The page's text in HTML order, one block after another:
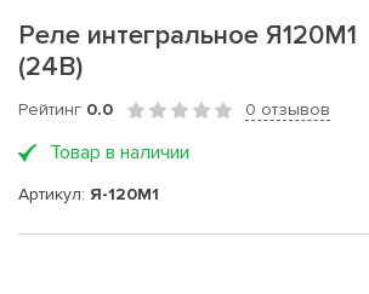
Реле интегральное Я120М1
(24В)
Рейтинг 0.0 0 отзывов
Товар в наличии
Артикул: Я-120М1